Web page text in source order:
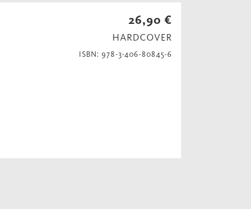
26,90 €
HARDCOVER
ISBN: 978-3-406-80845-6